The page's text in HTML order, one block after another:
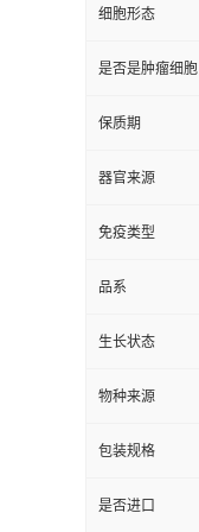
细胞形态
是否是肿瘤细胞
保质期
器官来源
免疫类型
品系
生长状态
物种来源
包装规格
是否进口